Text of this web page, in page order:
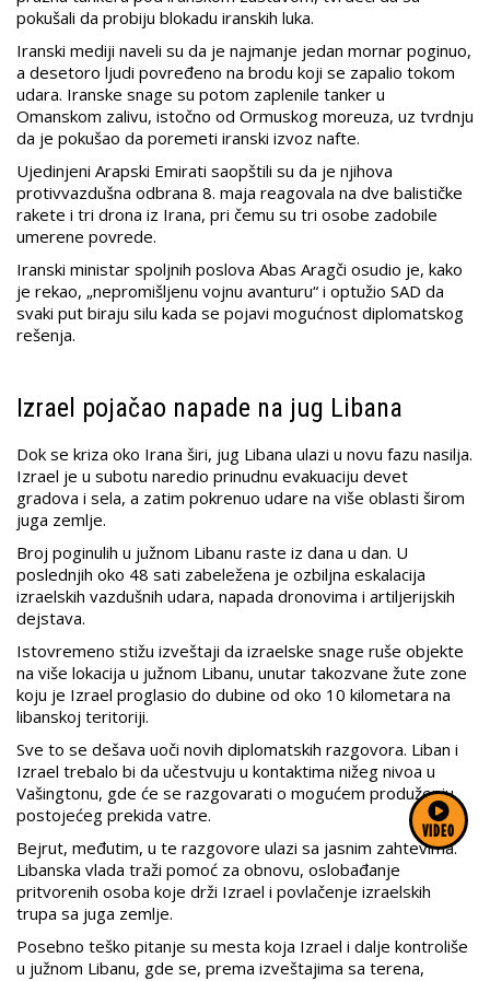
VIDEO
pokušali da probiju blokadu iranskih luka.
Iranski mediji naveli su da je najmanje jedan mornar poginuo,
a desetoro ljudi povređeno na brodu koji se zapalio tokom
udara. Iranske snage su potom zaplenile tanker u
Omanskom zalivu, istočno od Ormuskog moreuza, uz tvrdnju
da je pokušao da poremeti iranski izvoz nafte.
Ujedinjeni Arapski Emirati saopštili su da je njihova
protivvazdušna odbrana 8. maja reagovala na dve balističke
rakete i tri drona iz Irana, pri čemu su tri osobe zadobile
umerene povrede.
Iranski ministar spoljnih poslova Abas Aragči osudio je, kako
je rekao, „nepromišljenu vojnu avanturu“ i optužio SAD da
svaki put biraju silu kada se pojavi mogućnost diplomatskog
rešenja.
Izrael pojačao napade na jug Libana
Dok se kriza oko Irana širi, jug Libana ulazi u novu fazu nasilja.
Izrael je u subotu naredio prinudnu evakuaciju devet
gradova i sela, a zatim pokrenuo udare na više oblasti širom
juga zemlje.
Broj poginulih u južnom Libanu raste iz dana u dan. U
poslednjih oko 48 sati zabeležena je ozbiljna eskalacija
izraelskih vazdušnih udara, napada dronovima i artiljerijskih
dejstava.
Istovremeno stižu izveštaji da izraelske snage ruše objekte
na više lokacija u južnom Libanu, unutar takozvane žute zone
koju je Izrael proglasio do dubine od oko 10 kilometara na
libanskoj teritoriji.
Sve to se dešava uoči novih diplomatskih razgovora. Liban i
Izrael trebalo bi da učestvuju u kontaktima nižeg nivoa u
Vašingtonu, gde će se razgovarati o mogućem produženju
postojećeg prekida vatre.
Bejrut, međutim, u te razgovore ulazi sa jasnim zahtevima.
Libanska vlada traži pomoć za obnovu, oslobađanje
pritvorenih osoba koje drži Izrael i povlačenje izraelskih
trupa sa juga zemlje.
Posebno teško pitanje su mesta koja Izrael i dalje kontroliše
u južnom Libanu, gde se, prema izveštajima sa terena,